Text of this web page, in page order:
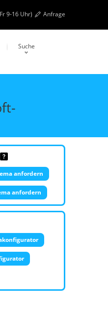
9-16 Uhr) Anfrage
Suche
anfordern
anfordern